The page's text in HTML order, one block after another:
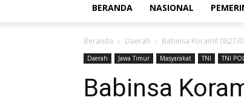
BERANDA NASIONAL
Beranda Daerah Babinsa Koramil 0827/
Daerah Jawa Timur Masyarakat TNI TNI
Babinsa